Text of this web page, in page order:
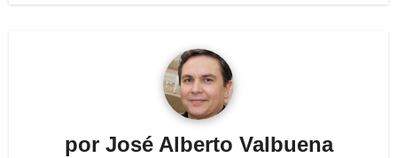
por José Alberto Valbuena